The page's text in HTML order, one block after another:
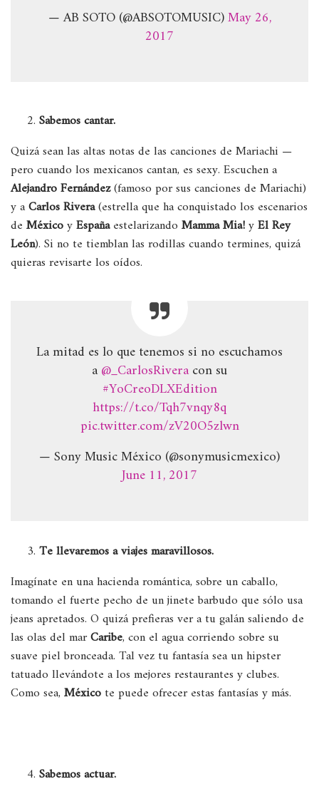
— AB SOTO (@ABSOTOMUSIC)May 26,
2017
Sabemos cantar.
Quizá sean las altas notas de las canciones de Mariachi —
pero cuando los mexicanos cantan, es sexy. Escuchen a
Alejandro Fernández(famoso por sus canciones de Mariachi)
y aCarlos Rivera(estrella que ha conquistado los escenarios
de MéxicoyEspañaestelarizando Mamma Mia!yEl Rey
León). Si no te tiemblan las rodillas cuando termines, quizá
quieras revisarte los oídos.
La mitad es lo que tenemos si no escuchamos
a@_CarlosRiveracon su
#YoCreoDLXEdition
https://t.co/Tqh7vnqy8q
pic.twitter.com/zV20O5zlwn
— Sony Music México (@sonymusicmexico)
June 11, 2017
Te llevaremos a viajes maravillosos.
Imagínate en una hacienda romántica, sobre un caballo,
tomando el fuerte pecho de un jinete barbudo que sólo usa
jeans apretados. O quizá prefieras ver a tu galán saliendo de
las olas del marCaribe, con el agua corriendo sobre su
suave piel bronceada. Tal vez tu fantasía sea un hipster
tatuado llevándote a los mejores restaurantes y clubes.
Como sea, Méxicote puede ofrecer estas fantasías y más.
Sabemos actuar.